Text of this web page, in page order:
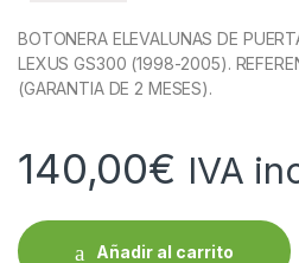
BOTONERA ELEVALUNAS DE
LEXUS GS300 (1998-2005).
(GARANTIA DE 2 MESES).
140,00€ IVA
Añadir al carrito